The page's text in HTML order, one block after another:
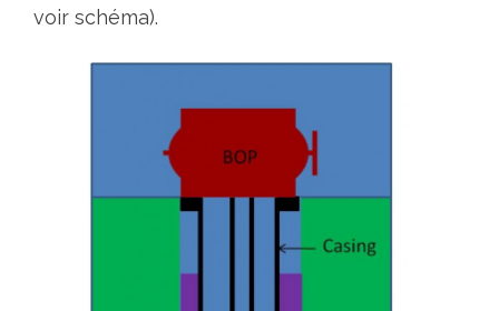
voir schéma).